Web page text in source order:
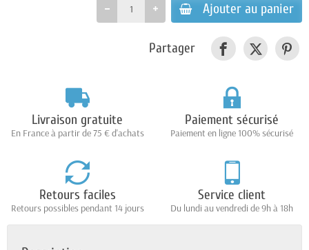
Ajouter au panier
Partager
Livraison gratuite
En France à partir de 75 € d'achats
Paiement sécurisé
Paiement en ligne 100% sécurisé
Retours faciles
Retours possibles pendant 14 jours
Service client
Du lundi au vendredi de 9h à 18h